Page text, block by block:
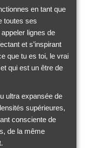
en tant que
toutes ses
lignes de
et s’inspirant
que tu es toi, le vrai
qui est un être de
ultra expansée de
supérieures,
consciente de
de la même